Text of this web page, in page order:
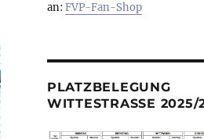
an: FVP-Fan-Shop
PLATZBELEGUNG
WITTESTRASSE 2025/